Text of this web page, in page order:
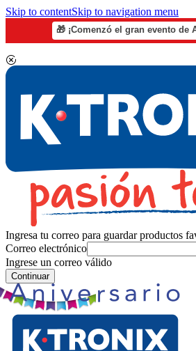
Skip to contentSkip to navigation menu
🎁 ¡Comenzó el gran evento de
Ingresa tu correo para guardar productos
Correo electrónico
Ingrese un correo válido
Continuar